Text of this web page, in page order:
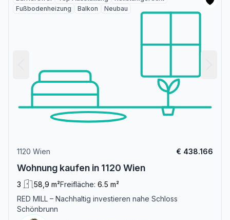
Fußbodenheizung
Balkon Neubau
1120 Wien € 438.166
Wohnung kaufen in 1120 Wien
3 58,9 m²Freifläche: 6.5 m²
RED MILL – Nachhaltig investieren nahe Schloss
Schönbrunn